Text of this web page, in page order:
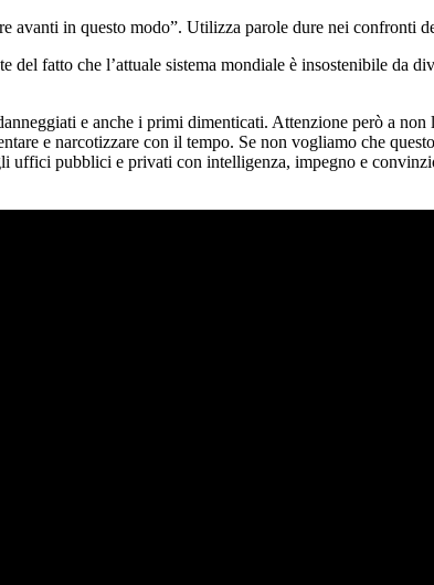
in questo modo”. Utilizza parole dure nei confronti
fatto che l’attuale sistema mondiale è insostenibile da
e anche i primi dimenticati. Attenzione però a non
e narcotizzare con il tempo. Se non vogliamo che
uffici pubblici e privati con intelligenza, impegno e